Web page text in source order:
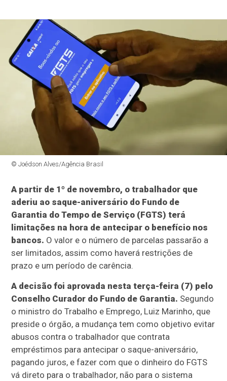
© Joédson Alves/Agência Brasil
A partir de 1º de novembro, o trabalhador que
aderiu ao saque-aniversário do Fundo de
Garantia do Tempo de Serviço (FGTS) terá
limitações na hora de antecipar o benefício nos
bancos. O valor e o número de parcelas passarão a
ser limitados, assim como haverá restrições de
prazo e um período de carência.
A decisão foi aprovada nesta terça-feira (7) pelo
Conselho Curador do Fundo de Garantia. Segundo
o ministro do Trabalho e Emprego, Luiz Marinho, que
preside o órgão, a mudança tem como objetivo evitar
abusos contra o trabalhador que contrata
empréstimos para antecipar o saque-aniversário,
pagando juros, e fazer com que o dinheiro do FGTS
vá direto para o trabalhador, não para o sistema